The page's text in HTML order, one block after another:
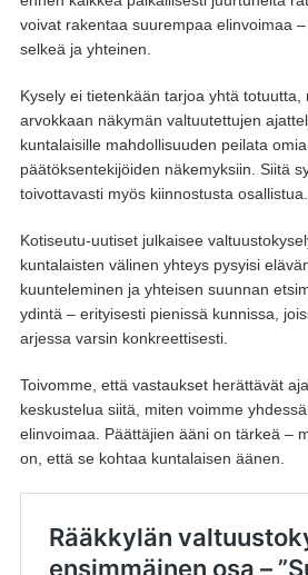
voivat rakentaa suurempaa elinvoimaa
selkeä ja yhteinen.
Kysely ei tietenkään tarjoa yhtä totuutta,
arvokkaan näkymän valtuutettujen
kuntalaisille mahdollisuuden peilata
päätöksentekijöiden näkemyksiin. Siitä
toivottavasti myös kiinnostusta osallistua.
Kotiseutu-uutiset julkaisee
kuntalaisten välinen yhteys pysyisi
kuunteleminen ja yhteisen suunnan
ydintä – erityisesti pienissä kunnissa,
arjessa varsin konkreettisesti.
Toivomme, että vastaukset herättävät
keskustelua siitä, miten voimme
elinvoimaa. Päättäjien ääni on tärkeä –
on, että se kohtaa kuntalaisen äänen.